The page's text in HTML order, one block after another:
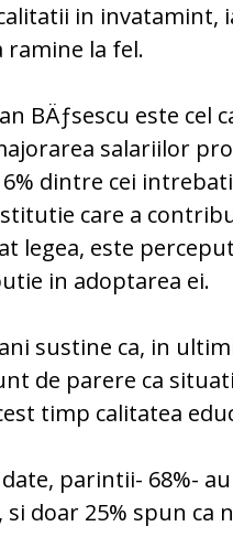
in invatamint,
la fel.
BÄƒsescu este cel
salariilor
dintre cei
care a
legea, este
in adoptarea ei.
sustine ca, in
de parere ca
timp calitatea
parintii- 68%-
doar 25% spun ca